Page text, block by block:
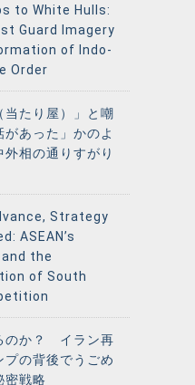
to White Hulls:
Guard Imagery
of Indo-
Order
当たり屋）」と嘲
あった」かのよ
相の通りすがり
Strategy
ASEAN’s
the
of South
のか？ イラン再
の背後でうごめ
密戦略